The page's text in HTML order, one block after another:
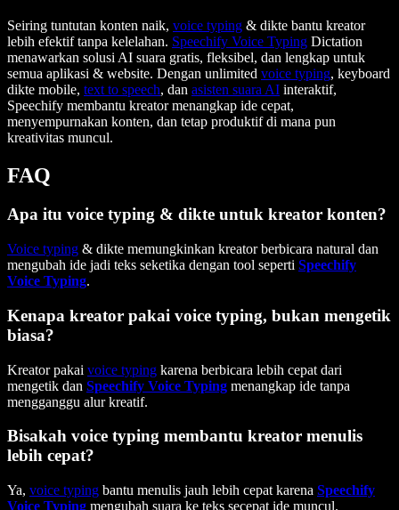
Seiring tuntutan konten naik, voice typing & dikte bantu kreator
lebih efektif tanpa kelelahan. Speechify Voice Typing Dictation
menawarkan solusi AI suara gratis, fleksibel, dan lengkap untuk
semua aplikasi & website. Dengan unlimited voice typing, keyboard
dikte mobile, text to speech, dan asisten suara AI interaktif,
Speechify membantu kreator menangkap ide cepat,
menyempurnakan konten, dan tetap produktif di mana pun
kreativitas muncul.
FAQ
Apa itu voice typing & dikte untuk kreator konten?
Voice typing & dikte memungkinkan kreator berbicara natural dan
mengubah ide jadi teks seketika dengan tool seperti Speechify
Voice Typing.
Kenapa kreator pakai voice typing, bukan mengetik
biasa?
Kreator pakai voice typing karena berbicara lebih cepat dari
mengetik dan Speechify Voice Typing menangkap ide tanpa
mengganggu alur kreatif.
Bisakah voice typing membantu kreator menulis
lebih cepat?
Ya, voice typing bantu menulis jauh lebih cepat karena Speechify
Voice Typing mengubah suara ke teks secepat ide muncul.